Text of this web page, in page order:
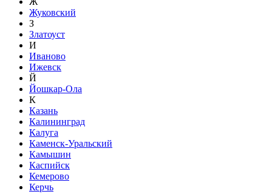
Жуковский
З
Златоуст
И
Иваново
Ижевск
Й
Йошкар-Ола
К
Казань
Калининград
Калуга
Каменск-Уральский
Камышин
Каспийск
Кемерово
Керчь